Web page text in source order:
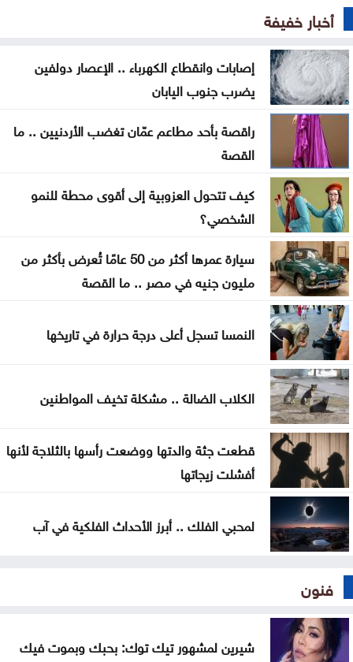
تحذير من إطلاق العيارات النارية وإغلاق الطرق باحتفالات
التوجيهي
التكنولوجيا الزراعية في عمان الأهلية تشارك بفعاليات
اليوم العالمي لمكافحة التصحر والجفاف 2026
هندسة عمان الأهلية تحصد المركز الأول بمسابقة
مشاريع النقل والمرور
2.8 مليار دينار قروض كشف الراتب منذ بداية العام
معالم سعودية تضاء بأعلام المملكة وتركيا وباكستان ..
صور
ليلة فنية وتراثية بالزرقاء ضمن فعاليات صيف الأردن
أخبار خفيفة
إصابات وانقطاع الكهرباء .. الإعصار دولفين
يضرب جنوب اليابان
راقصة بأحد مطاعم عمّان تغضب الأردنيين .. ما
القصة
كيف تتحول العزوبية إلى أقوى محطة للنمو
الشخصي؟
سيارة عمرها أكثر من 50 عامًا تُعرض بأكثر من
مليون جنيه في مصر .. ما القصة
النمسا تسجل أعلى درجة حرارة في تاريخها
الكلاب الضالة .. مشكلة تخيف المواطنين
قطعت جثة والدتها ووضعت رأسها بالثلاجة لأنها
أفشلت زيجاتها
لمحبي الفلك .. أبرز الأحداث الفلكية في آب
فنون
شيرين لمشهور تيك توك: بحبك وبموت فيك